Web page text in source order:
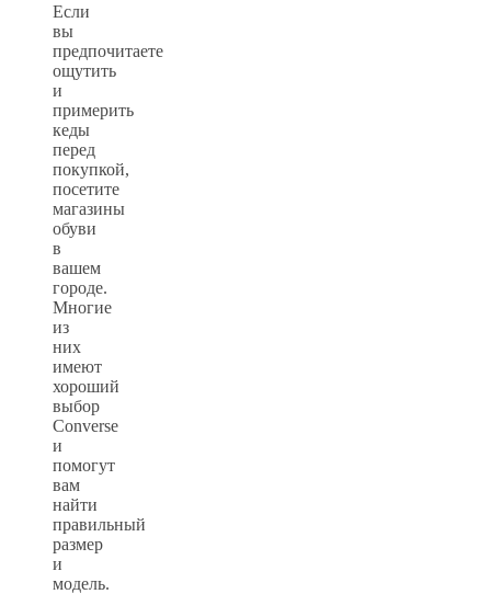
Если
вы
предпочитаете
ощутить
и
примерить
кеды
перед
покупкой,
посетите
магазины
обуви
в
вашем
городе.
Многие
из
них
имеют
хороший
выбор
Converse
и
помогут
вам
найти
правильный
размер
и
модель.